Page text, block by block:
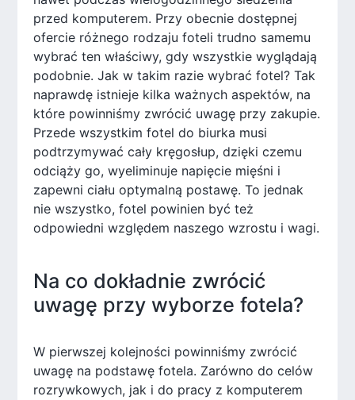
przed komputerem. Przy obecnie dostępnej
ofercie różnego rodzaju foteli trudno samemu
wybrać ten właściwy, gdy wszystkie wyglądają
podobnie. Jak w takim razie wybrać fotel? Tak
naprawdę istnieje kilka ważnych aspektów, na
które powinniśmy zwrócić uwagę przy zakupie.
Przede wszystkim fotel do biurka musi
podtrzymywać cały kręgosłup, dzięki czemu
odciąży go, wyeliminuje napięcie mięśni i
zapewni ciału optymalną postawę. To jednak
nie wszystko, fotel powinien być też
odpowiedni względem naszego wzrostu i wagi.
Na co dokładnie zwrócić
uwagę przy wyborze fotela?
W pierwszej kolejności powinniśmy zwrócić
uwagę na podstawę fotela. Zarówno do celów
rozrywkowych, jak i do pracy z komputerem